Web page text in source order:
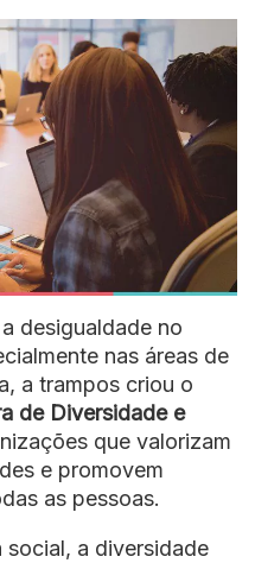
desigualdade no
nas áreas de
a trampos criou o
de Diversidade e
que valorizam
e promovem
as pessoas.
social, a diversidade